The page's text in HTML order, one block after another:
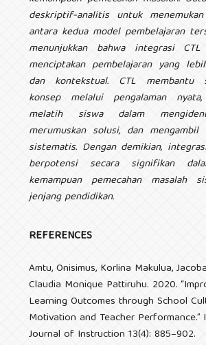
deskriptif-analitis untuk
antara kedua model pembelajaran
menunjukkan bahwa integrasi
menciptakan pembelajaran yang
dan kontekstual. CTL membantu
konsep melalui pengalaman
melatih siswa dalam
merumuskan solusi, dan mengambil
sistematis. Dengan demikian,
berpotensi secara signifikan
kemampuan pemecahan masalah
jenjang pendidikan.
REFERENCES
Amtu, Onisimus, Korlina Makulua,
Claudia Monique Pattiruhu. 2020.
Learning Outcomes through School
Motivation and Teacher Performance.”
Journal of Instruction 13(4): 885–902.